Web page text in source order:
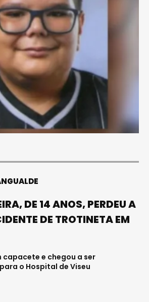
DE 14 ANOS, PERDEU A
DE TROTINETA EM
capacete e chegou a ser
o Hospital de Viseu